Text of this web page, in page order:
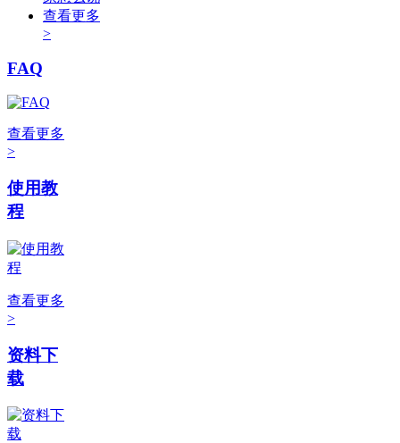
查看更多
>
FAQ
查看更多
>
使用教
程
查看更多
>
资料下
载